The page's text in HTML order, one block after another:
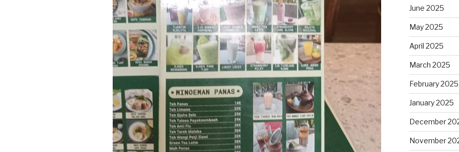
June 2025
May 2025
April 2025
March 2025
February 2025
January 2025
December
November